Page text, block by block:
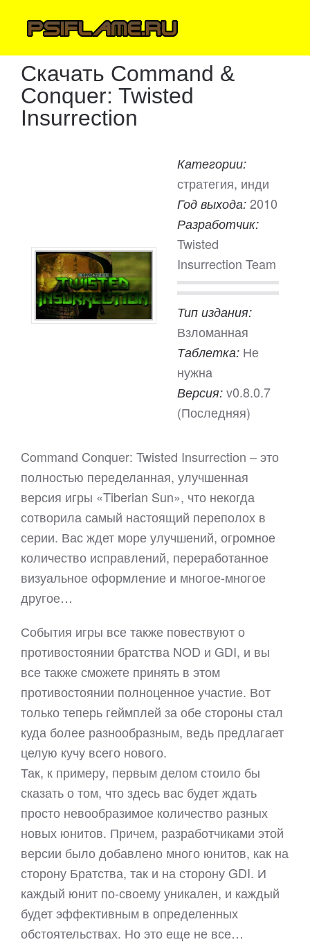
Скачать Command &
Conquer: Twisted
Insurrection
Категории:
стратегия, инди
Год выхода: 2010
Разработчик:
Twisted
Insurrection Team
Тип издания:
Взломанная
Таблетка: Не
нужна
Версия: v0.8.0.7
(Последняя)
Command Conquer: Twisted Insurrection – это
полностью переделанная, улучшенная
версия игры «Tiberian Sun», что некогда
сотворила самый настоящий переполох в
серии. Вас ждет море улучшений, огромное
количество исправлений, переработанное
визуальное оформление и многое-многое
другое…
События игры все также повествуют о
противостоянии братства NOD и GDI, и вы
все также сможете принять в этом
противостоянии полноценное участие. Вот
только теперь геймплей за обе стороны стал
куда более разнообразным, ведь предлагает
целую кучу всего нового.
Так, к примеру, первым делом стоило бы
сказать о том, что здесь вас будет ждать
просто невообразимое количество разных
новых юнитов. Причем, разработчиками этой
версии было добавлено много юнитов, как на
сторону Братства, так и на сторону GDI. И
каждый юнит по-своему уникален, и каждый
будет эффективным в определенных
обстоятельствах. Но это еще не все…